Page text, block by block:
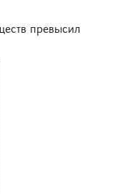
превысил